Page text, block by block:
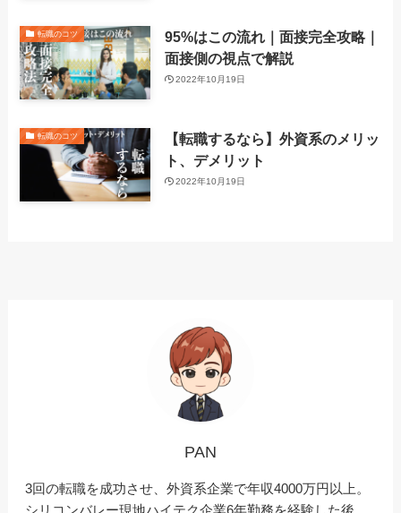
転職のコツ
95%はこの流れ｜面接完全攻略｜
面接側の視点で解説
2022年10月19日
転職のコツ
【転職するなら】外資系のメリッ
ト、デメリット
2022年10月19日
PAN
3回の転職を成功させ、外資系企業で年収4000万円以上。
シリコンバレー現地ハイテク企業6年勤務を経験した後、